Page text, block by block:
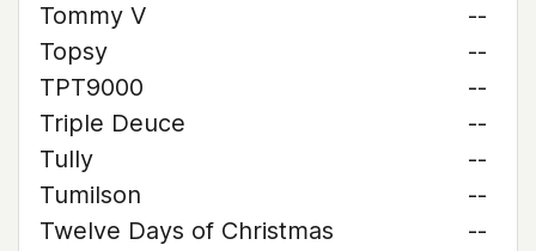
Tommy V
--
Topsy
--
TPT9000
--
Triple Deuce
--
Tully
--
Tumilson
--
Twelve Days of Christmas
--